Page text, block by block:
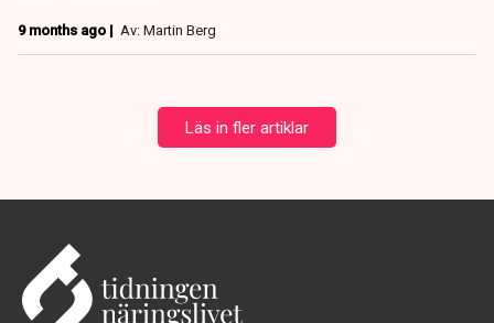
9 months ago | Av: Martin Berg
Läs in fler artiklar